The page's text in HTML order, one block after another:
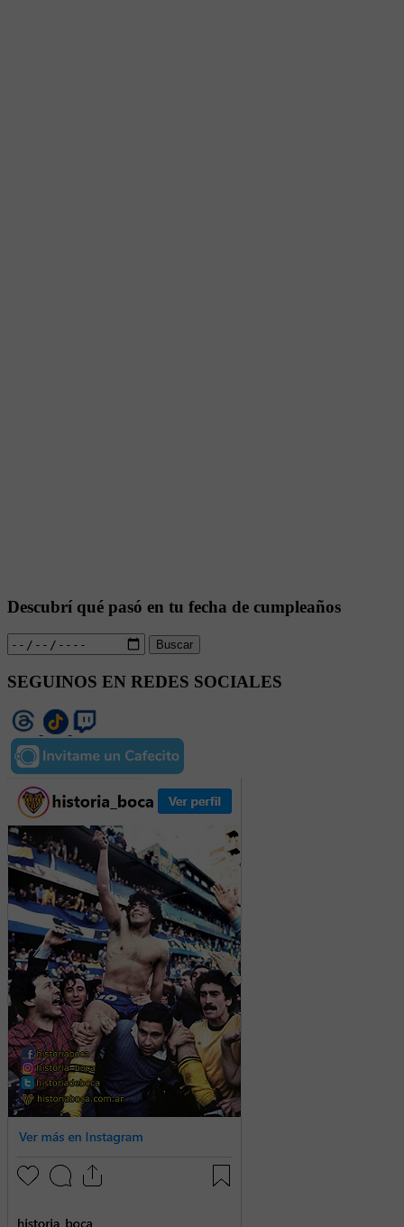
Descubrí qué pasó en tu fecha de cumpleaños
Buscar
SEGUINOS EN REDES SOCIALES